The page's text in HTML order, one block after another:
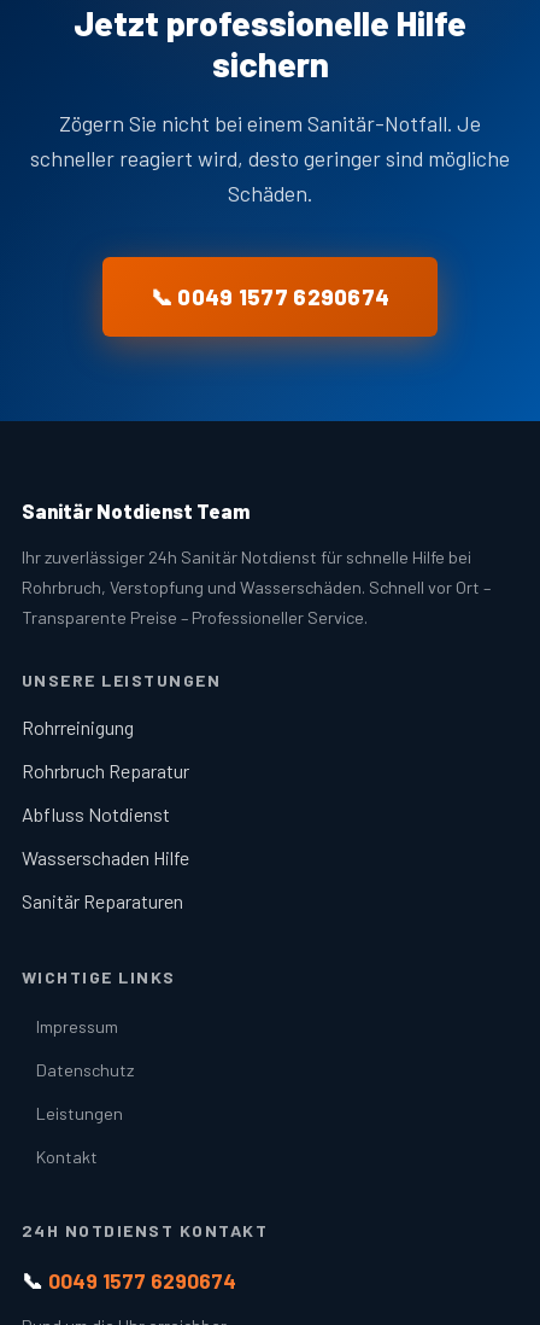
Jetzt professionelle Hilfe
sichern
Zögern Sie nicht bei einem Sanitär-Notfall. Je
schneller reagiert wird, desto geringer sind mögliche
Schäden.
📞 0049 1577 6290674
Sanitär Notdienst Team
Ihr zuverlässiger 24h Sanitär Notdienst für schnelle Hilfe bei
Rohrbruch, Verstopfung und Wasserschäden. Schnell vor Ort –
Transparente Preise – Professioneller Service.
UNSERE LEISTUNGEN
Rohrreinigung
Rohrbruch Reparatur
Abfluss Notdienst
Wasserschaden Hilfe
Sanitär Reparaturen
WICHTIGE LINKS
Impressum
Datenschutz
Leistungen
Kontakt
24H NOTDIENST KONTAKT
📞 0049 1577 6290674